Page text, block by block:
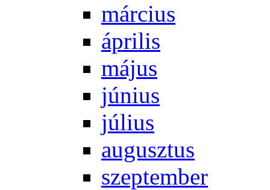
már­ci­us
áp­ri­lis
má­jus
jú­ni­us
jú­li­us
au­gusz­tus
szep­tem­ber